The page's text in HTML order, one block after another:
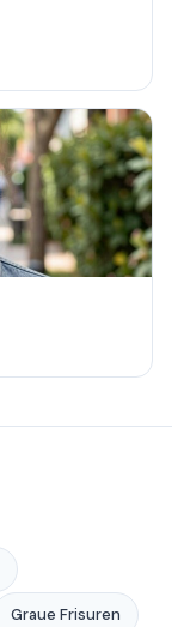
Graue Frisuren